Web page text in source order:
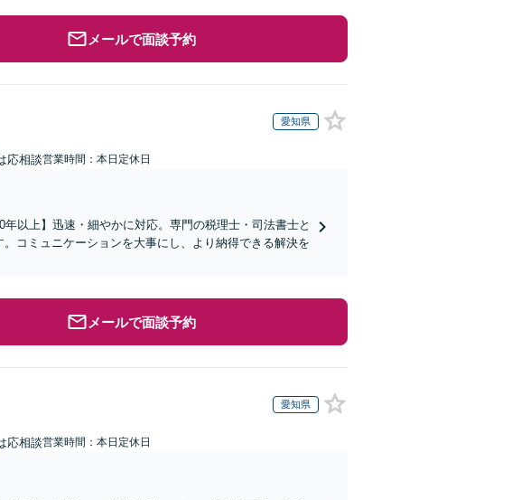
メールで面談予約
愛知県
応相談営業時間：本日定休日
以上】迅速・細やかに対応。専門の税理士・司法書士と
コミュニケーションを大事にし、より納得できる解決を
メールで面談予約
愛知県
応相談営業時間：本日定休日